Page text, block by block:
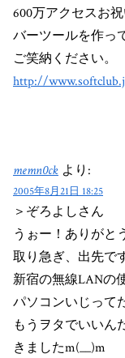
600万アクセスお
バーツールを作っ
ご笑納ください。
http://
memn0ck より:
2005年8月21日 18:25
＞ぞろよしさん
うぉー！ありがと
取り急ぎ、出先で
新宿の無線LANの
パソコンいじって
もうヲタでいいん
きましたm(__)m